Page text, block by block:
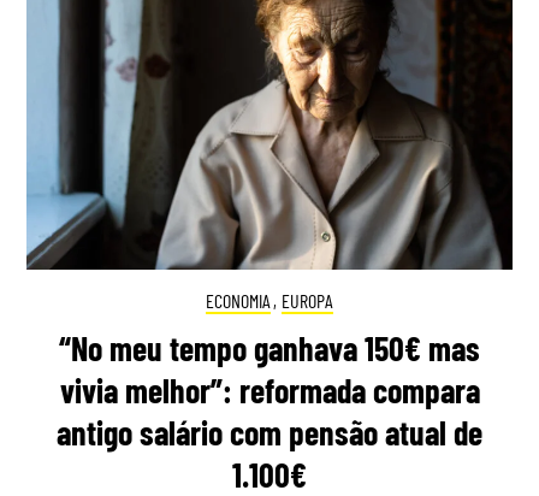
ECONOMIA , EUROPA
“No meu tempo ganhava 150€ mas
vivia melhor”: reformada compara
antigo salário com pensão atual de
1.100€